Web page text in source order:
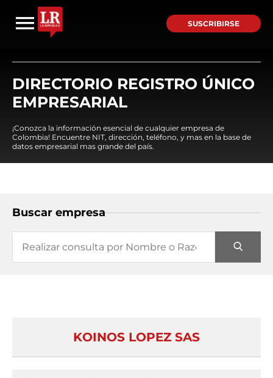
SUSCRIBIRSE
DIRECTORIO REGISTRO ÚNICO
EMPRESARIAL
¡Conozca la información esencial de cualquier empresa de
Colombia! Encuentre NIT, dirección, teléfono, y mas en la base de
datos empresarial mas grande del país.
Buscar empresa
KOINOS LOPEZ SAS